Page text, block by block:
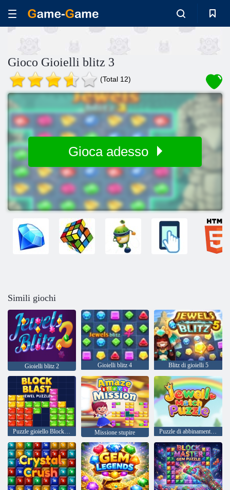
Gioco Gioielli blitz 3
(Total 12)
Gioca adesso
Simili giochi
Gioielli blitz 2 Gioielli blitz 4 Blitz di gioielli 5
Puzzle gioiello Block Blast Missione stupire Puzzle di abbinamento di gioielli